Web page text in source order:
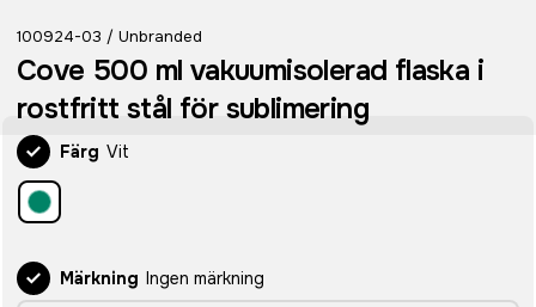
100924-03 / Unbranded
Cove 500 ml vakuumisolerad flaska i
rostfritt stål för sublimering
Färg Vit
Märkning Ingen märkning